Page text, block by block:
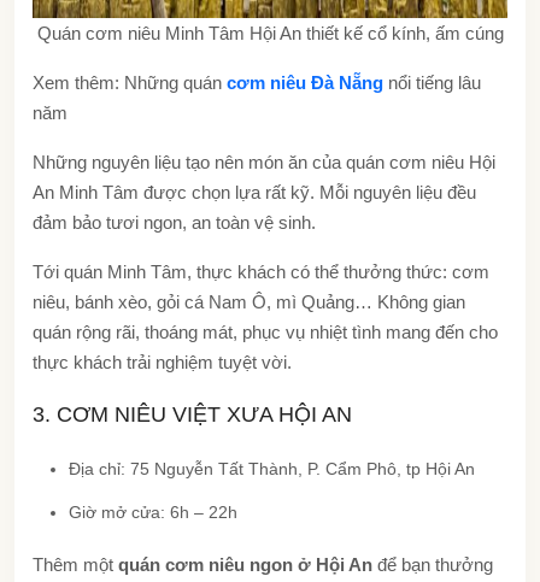
Quán cơm niêu Minh Tâm Hội An thiết kế cổ kính, ấm cúng
Xem thêm: Những quán cơm niêu Đà Nẵng nổi tiếng lâu
năm
Những nguyên liệu tạo nên món ăn của quán cơm niêu Hội
An Minh Tâm được chọn lựa rất kỹ. Mỗi nguyên liệu đều
đảm bảo tươi ngon, an toàn vệ sinh.
Tới quán Minh Tâm, thực khách có thể thưởng thức: cơm
niêu, bánh xèo, gỏi cá Nam Ô, mì Quảng… Không gian
quán rộng rãi, thoáng mát, phục vụ nhiệt tình mang đến cho
thực khách trải nghiệm tuyệt vời.
3. CƠM NIÊU VIỆT XƯA HỘI AN
Địa chỉ: 75 Nguyễn Tất Thành, P. Cẩm Phô, tp Hội An
Giờ mở cửa: 6h – 22h
Thêm một quán cơm niêu ngon ở Hội An để bạn thưởng